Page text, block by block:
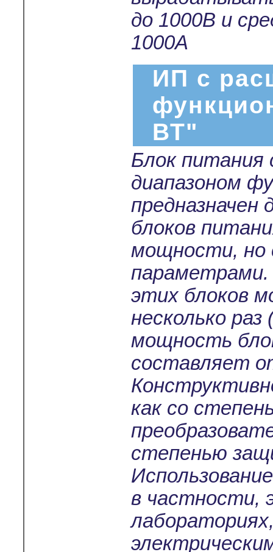
до 1000В и
1000А
ИП с
ВТ"
Блок питания
диапазоном
предназначен
блоков
мощности, но
этих блоков
несколько
мощность
составляет
как со
степенью
в частности,